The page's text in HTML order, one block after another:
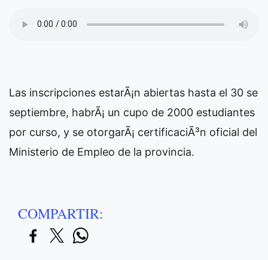
Las inscripciones estarÃ¡n abiertas hasta el 30 se
septiembre, habrÃ¡ un cupo de 2000 estudiantes
por curso, y se otorgarÃ¡ certificaciÃ³n oficial del
Ministerio de Empleo de la provincia.
COMPARTIR: